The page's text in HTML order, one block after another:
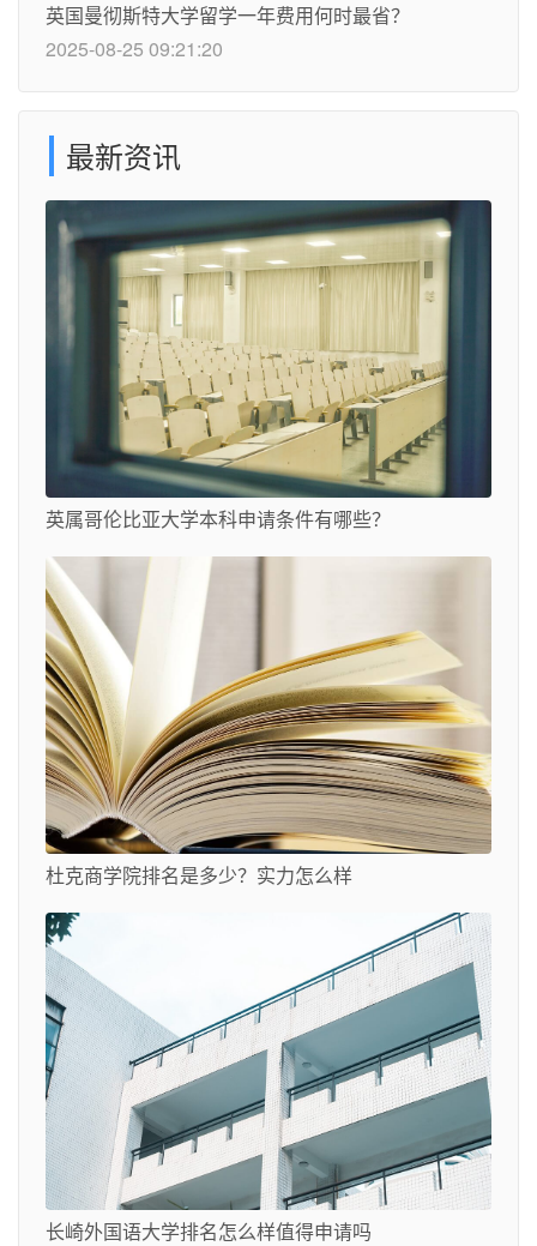
英国曼彻斯特大学留学一年费用何时最省？
2025-08-25 09:21:20
最新资讯
英属哥伦比亚大学本科申请条件有哪些？
杜克商学院排名是多少？实力怎么样
长崎外国语大学排名怎么样值得申请吗